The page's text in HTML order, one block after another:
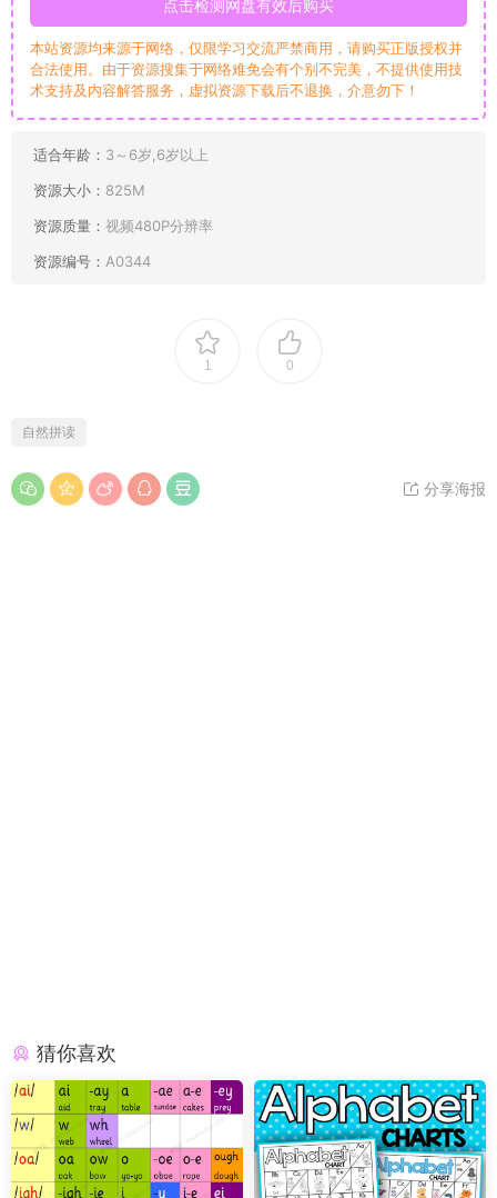
点击检测网盘有效后购买
本站资源均来源于网络，仅限学习交流严禁商用，请购买正版授权并
合法使用。由于资源搜集于网络难免会有个别不完美，不提供使用技
术支持及内容解答服务，虚拟资源下载后不退换，介意勿下！
适合年龄： 3～6岁,6岁以上
资源大小： 825M
资源质量： 视频480P分辨率
资源编号： A0344
1 0
自然拼读
分享海报
猜你喜欢